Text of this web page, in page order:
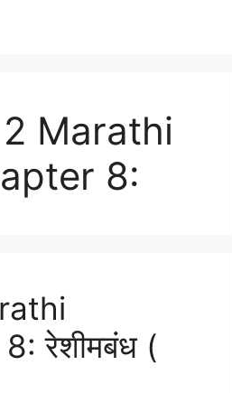
Marathi
8:
रेशीमबंध (